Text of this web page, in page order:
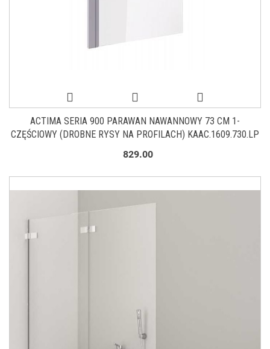
ACTIMA SERIA 900 PARAWAN NAWANNOWY 73 CM 1-
CZĘŚCIOWY (DROBNE RYSY NA PROFILACH) KAAC.1609.730.LP
829.00